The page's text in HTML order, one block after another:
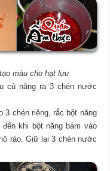
màu cho hạt lựu
củ năng ra 3 chén nước
3 chén riêng, rắc bột năng
khi bột năng bám vào
ráo. Giữ lại 3 chén nước